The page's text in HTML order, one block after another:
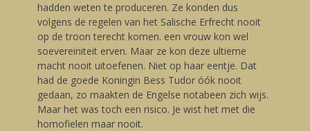
hadden weten te produceren. Ze konden dus
volgens de regelen van het Salische Erfrecht nooit
op de troon terecht komen. een vrouw kon wel
soevereiniteit erven. Maar ze kon deze ultieme
macht nooit uitoefenen. Niet op haar eentje. Dat
had de goede Koningin Bess Tudor óók nooit
gedaan, zo maakten de Engelse notabeen zich wijs.
Maar het was toch een risico. Je wist het met die
homofielen maar nooit.